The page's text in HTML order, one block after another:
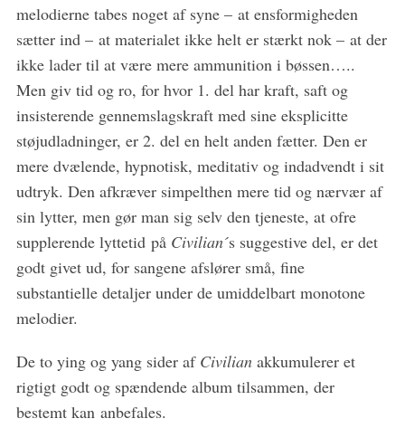
melodierne tabes noget af syne – at ensformigheden
sætter ind – at materialet ikke helt er stærkt nok – at der
ikke lader til at være mere ammunition i bøssen…..
Men giv tid og ro, for hvor 1. del har kraft, saft og
insisterende gennemslagskraft med sine eksplicitte
støjudladninger, er 2. del en helt anden fætter. Den er
mere dvælende, hypnotisk, meditativ og indadvendt i sit
udtryk. Den afkræver simpelthen mere tid og nærvær af
sin lytter, men gør man sig selv den tjeneste, at ofre
supplerende lyttetid påCivilian´s suggestive del, er det
godt givet ud, for sangene afslører små, fine
substantielle detaljer under de umiddelbart monotone
melodier.
De to ying og yang sider afCivilianakkumulerer et
rigtigt godt og spændende album tilsammen, der
bestemt kan anbefales.